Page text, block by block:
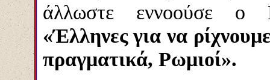
άλλωστε εννοούσε ο
«Έλληνες για να
πραγματικά, Ρωμιοί».